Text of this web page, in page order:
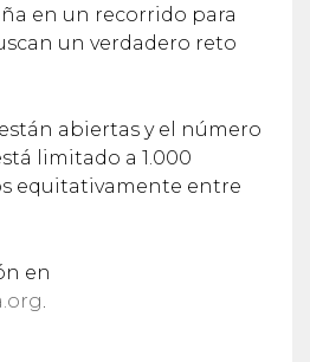
en un recorrido para
un verdadero reto
abiertas y el número
limitado a 1.000
equitativamente entre
en
.